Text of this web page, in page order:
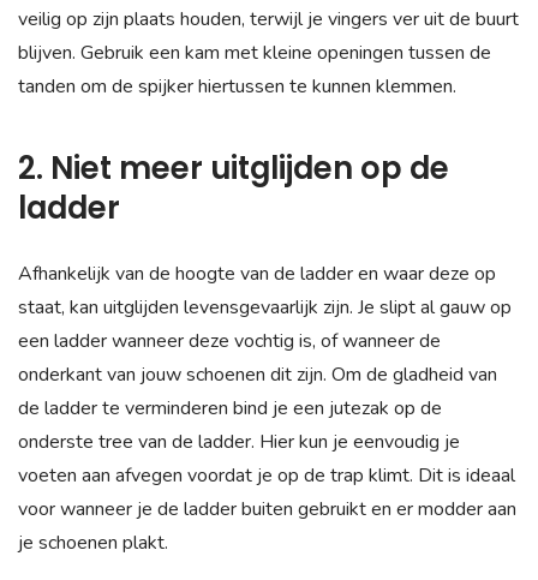
veilig op zijn plaats houden, terwijl je vingers ver uit de buurt
blijven. Gebruik een kam met kleine openingen tussen de
tanden om de spijker hiertussen te kunnen klemmen.
2. Niet meer uitglijden op de
ladder
Afhankelijk van de hoogte van de ladder en waar deze op
staat, kan uitglijden levensgevaarlijk zijn. Je slipt al gauw op
een ladder wanneer deze vochtig is, of wanneer de
onderkant van jouw schoenen dit zijn. Om de gladheid van
de ladder te verminderen bind je een jutezak op de
onderste tree van de ladder. Hier kun je eenvoudig je
voeten aan afvegen voordat je op de trap klimt. Dit is ideaal
voor wanneer je de ladder buiten gebruikt en er modder aan
je schoenen plakt.